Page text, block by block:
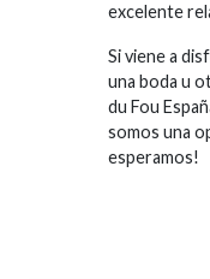
excelente
Si viene a
una boda u
du Fou
somos una
esperamos!